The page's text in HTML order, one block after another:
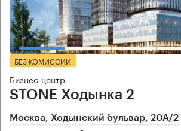
БЕЗ КОМИССИИ
Бизнес-центр
STONE Ходынка 2
Москва, Ходынский бульвар, 20А/2